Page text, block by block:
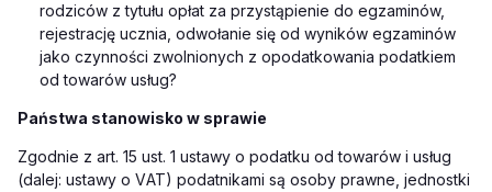
rodziców z tytułu opłat za przystąpienie do egzaminów,
rejestrację ucznia, odwołanie się od wyników egzaminów
jako czynności zwolnionych z opodatkowania podatkiem
od towarów usług?
Państwa stanowisko w sprawie
Zgodnie z art. 15 ust. 1 ustawy o podatku od towarów i usług
(dalej: ustawy o VAT) podatnikami są osoby prawne, jednostki